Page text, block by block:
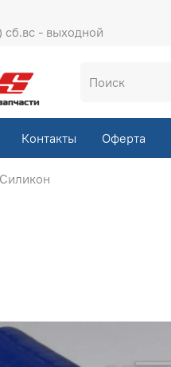
- выходной
Контакты Оферта